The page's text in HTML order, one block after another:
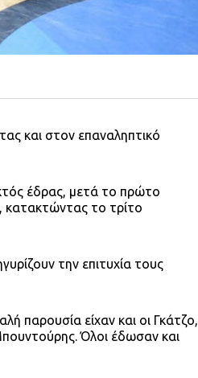
και στον επαναληπτικό
έδρας, μετά το πρώτο
κατακτώντας το τρίτο
την επιτυχία τους
παρουσία είχαν και οι Γκάτζο,
Όλοι έδωσαν και